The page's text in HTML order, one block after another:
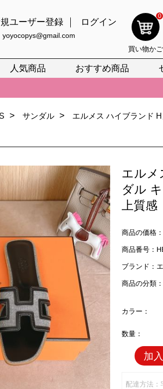
ユーザー登録 ログイン
yoyocopys@gmail.com
0
買い物かご
人気商品 おすすめ商品
のみ取扱い。最高品質の再現度を安心してお選び
ピー バッグ最新モデルが登場。上質な仕上がりを
ピー バッグ最新モデルが登場。上質な仕上がりを
> サンダル > エルメス ハイブランド
エルメ
ダル
上質感
商品の価格：
商品番号：
ブランド：
商品の分類：
カラー：
数量：
加
配達方法：